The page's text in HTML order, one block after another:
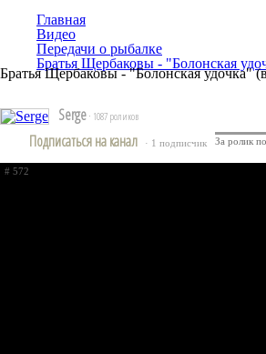
Главная
Видео
Передачи о рыбалке
Братья Щербаковы - "Болонская
Братья Щербаковы - "Болонская удочка"
Serge · 1087 роликов
Подписаться на канал · 1 подписчик
# 572
За ролик